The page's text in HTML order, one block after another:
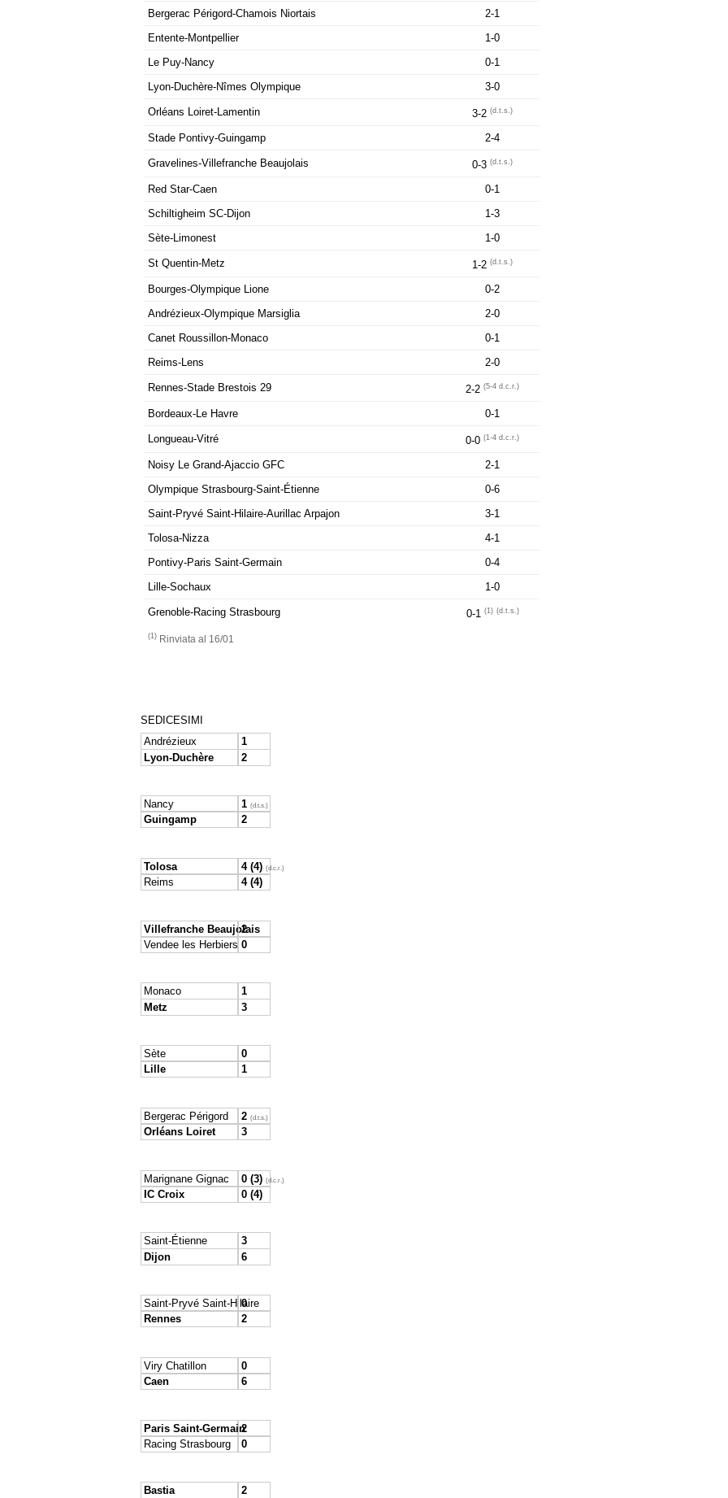
Bergerac Périgord-Chamois Niortais
2-1
Entente-Montpellier
1-0
Le Puy-Nancy
0-1
Lyon-Duchère-Nîmes Olympique
3-0
Orléans Loiret-Lamentin 3-2(d.t.s.)
Stade Pontivy-Guingamp 2-4
Gravelines-Villefranche Beaujolais 0-3(d.t.s.)
Red Star-Caen
0-1
Schiltigheim SC-Dijon
1-3
Sète-Limonest
1-0
St Quentin-Metz 1-2(d.t.s.)
Bourges-Olympique Lione
0-2
Andrézieux-Olympique Marsiglia
2-0
Canet Roussillon-Monaco
0-1
Reims-Lens
2-0
Rennes-Stade Brestois 29 2-2(5-4 d.c.r.)
Bordeaux-Le Havre 0-1
Longueau-Vitré 0-0(1-4 d.c.r.)
Noisy Le Grand-Ajaccio GFC
2-1
Olympique Strasbourg-Saint-Étienne
0-6
Saint-Pryvé Saint-Hilaire-Aurillac Arpajon
3-1
Tolosa-Nizza
4-1
Pontivy-Paris Saint-Germain
0-4
Lille-Sochaux
1-0
Grenoble-Racing Strasbourg 0-1 (1) (d.t.s.)
(1)Rinviata al 16/01
SEDICESIMI
Andrézieux
1
Lyon-Duchère
2
Nancy 1 (d.t.s.)
Guingamp 2
Tolosa 4 (4) (d.c.r.)
Reims 4 (4)
Villefranche Beaujolais
2
Vendee les Herbiers 0
Monaco
1
Metz
3
Sète
0
Lille
1
Bergerac Périgord 2 (d.t.s.)
Orléans Loiret 3
Marignane Gignac 0 (3) (d.c.r.)
IC Croix 0 (4)
Saint-Étienne
3
Dijon
6
Saint-Pryvé Saint-Hilaire
0
Rennes
2
Viry Chatillon
0
Caen
6
Paris Saint-Germain2
Racing Strasbourg
0
Bastia 2